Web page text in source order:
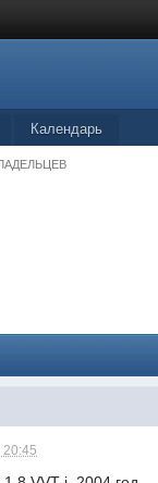
Календарь
20:45